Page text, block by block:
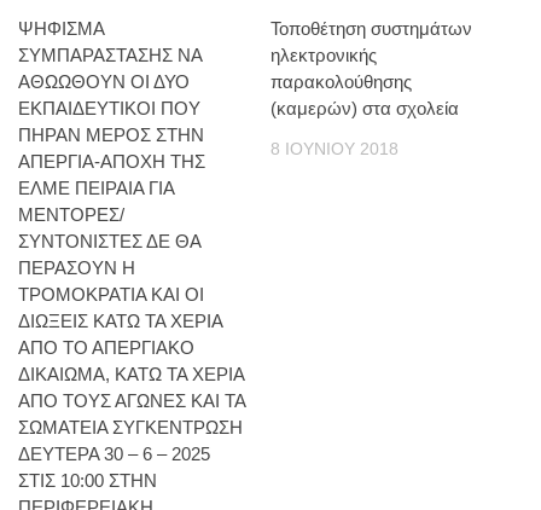
ΨΗΦΙΣΜΑ
ΣΥΜΠΑΡΑΣΤΑΣΗΣ ΝΑ
ΑΘΩΩΘΟΥΝ ΟΙ ΔΥΟ
ΕΚΠΑΙΔΕΥΤΙΚΟΙ ΠΟΥ
ΠΗΡΑΝ ΜΕΡΟΣ ΣΤΗΝ
ΑΠΕΡΓΙΑ-ΑΠΟΧΗ ΤΗΣ
ΕΛΜΕ ΠΕΙΡΑΙΑ ΓΙΑ
ΜΕΝΤΟΡΕΣ/
ΣΥΝΤΟΝΙΣΤΕΣ ΔΕ ΘΑ
ΠΕΡΑΣΟΥΝ Η
ΤΡΟΜΟΚΡΑΤΙΑ ΚΑΙ ΟΙ
ΔΙΩΞΕΙΣ ΚΑΤΩ ΤΑ ΧΕΡΙΑ
ΑΠΟ ΤΟ ΑΠΕΡΓΙΑΚΟ
ΔΙΚΑΙΩΜΑ, ΚΑΤΩ ΤΑ ΧΕΡΙΑ
ΑΠΟ ΤΟΥΣ ΑΓΩΝΕΣ ΚΑΙ ΤΑ
ΣΩΜΑΤΕΙΑ ΣΥΓΚΕΝΤΡΩΣΗ
ΔΕΥΤΕΡΑ 30 – 6 – 2025
ΣΤΙΣ 10:00 ΣΤΗΝ
Τοποθέτηση συστημάτων
ηλεκτρονικής
παρακολούθησης
(καμερών) στα σχολεία
8 ΙΟΥΝΊΟΥ 2018